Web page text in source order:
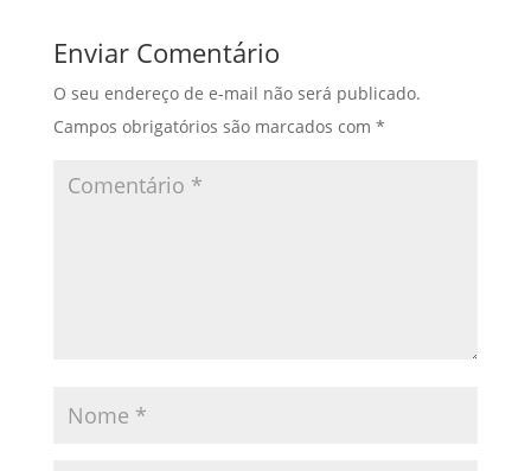
Enviar Comentário
O seu endereço de e-mail não será publicado.
Campos obrigatórios são marcados com *